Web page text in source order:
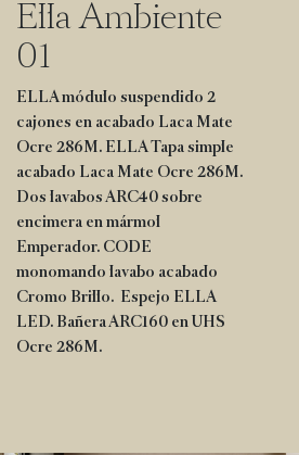
Ella Ambiente
01
ELLA módulo suspendido 2
cajones en acabado Laca Mate
Ocre 286M. ELLA Tapa simple
acabado Laca Mate Ocre 286M.
Dos lavabos ARC40 sobre
encimera en mármol
Emperador. CODE
monomando lavabo acabado
Cromo Brillo. Espejo ELLA
LED. Bañera ARC160 en UHS
Ocre 286M.